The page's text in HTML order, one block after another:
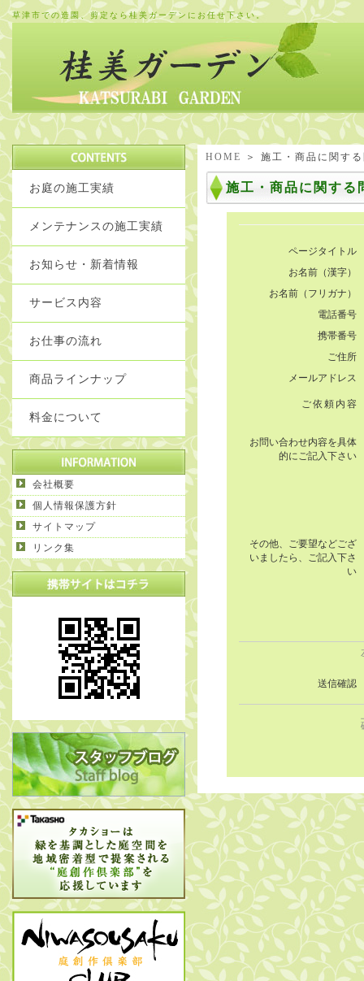
草津市での造園、剪定なら桂美ガーデンにお任せ下さい。
HOME ＞ 施工・商品に関す
施工・商品に関する
ページタイトル
お名前（漢字）
お名前（フリガナ）
電話番号
携帯番号
ご住所
メールアドレス
ご依頼内容
お問い合わせ内容を具体
的にご記入下さい
その他、ご要望などござ
いましたら、ご記入下さ
い
送信確認
お庭の施工実績
メンテナンスの施工実績
お知らせ・新着情報
サービス内容
お仕事の流れ
商品ラインナップ
料金について
会社概要
個人情報保護方針
サイトマップ
リンク集